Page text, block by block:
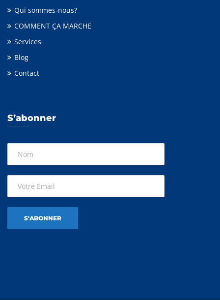
Qui sommes-nous?
COMMENT ÇA MARCHE
Services
Blog
Contact
S’abonner